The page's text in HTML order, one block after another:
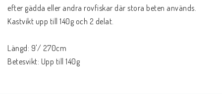
efter gädda eller andra rovfiskar där stora beten används.
Kastvikt upp till 140g och 2 delat.
Längd: 9'/ 270cm
Betesvikt: Upp till 140g